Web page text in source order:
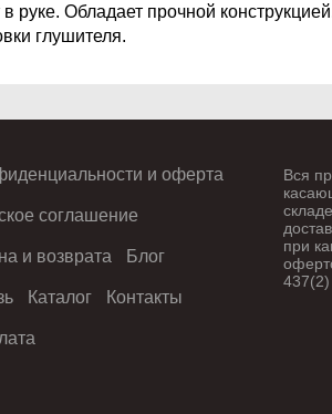
руке. Обладает прочной
глушителя.
и оферта
соглашение
и возврата Блог
Каталог Контакты
Вся
при
437(2)